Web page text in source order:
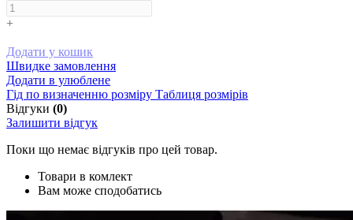
+
Додати у кошик
Швидке замовлення
Додати в улюблене
Гід по визначенню розміру Таблиця розмірів
Відгуки (0)
Залишити відгук
Поки що немає відгуків про цей товар.
Товари в комлект
Вам може сподобатись